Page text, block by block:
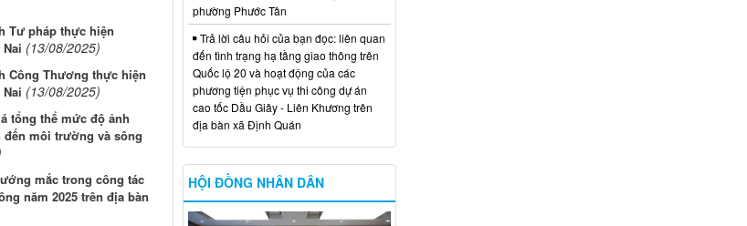
Tư pháp thực hiện
(13/08/2025)
Công Thương thực hiện
(13/08/2025)
tổng thể mức độ ảnh
đến môi trường và sông
mắc trong công tác
năm 2025 trên địa bàn
phường Phước Tân
Trả lời câu hỏi của bạn đọc: liên quan
đến tình trạng hạ tầng giao thông trên
Quốc lộ 20 và hoạt động của các
phương tiện phục vụ thi công dự án
cao tốc Dầu Giây - Liên Khương trên
địa bàn xã Định Quán
HỘI ĐỒNG NHÂN DÂN